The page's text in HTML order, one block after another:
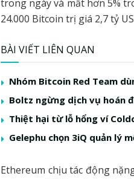
trong ngày và mất hơn 5%
24.000 Bitcoin trị giá 2,7 tỷ
BÀI VIẾT LIÊN QUAN
Nhóm Bitcoin Red Team
Boltz ngừng dịch vụ hoán
Thiệt hại từ lỗ hổng ví
Gelephu chọn 3iQ quản lý
Ethereum chịu tác động